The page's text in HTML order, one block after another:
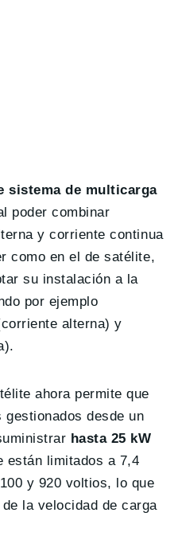
sistema de multicarga
poder combinar
y corriente continua
como en el de satélite,
su instalación a la
por ejemplo
alterna) y
ahora permite que
gestionados desde un
hasta 25 kW
están limitados a 7,4
y 920 voltios, lo que
la velocidad de carga